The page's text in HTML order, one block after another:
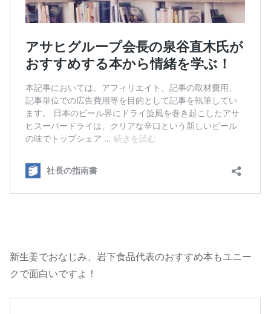
新生姜でおなじみ、岩下食品代表のおすすめ本もユニー
クで面白いですよ！